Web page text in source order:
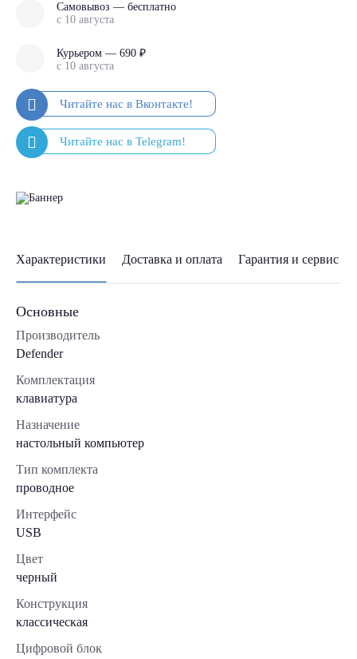
Самовывоз — бесплатно
с 10 августа
Курьером — 690 ₽
с 10 августа
Характеристики Доставка и оплата Гарантия и сервис
Основные
Производитель
Defender
Комплектация
клавиатура
Назначение
настольный компьютер
Тип комплекта
проводное
Интерфейс
USB
Цвет
черный
Конструкция
классическая
Цифровой блок